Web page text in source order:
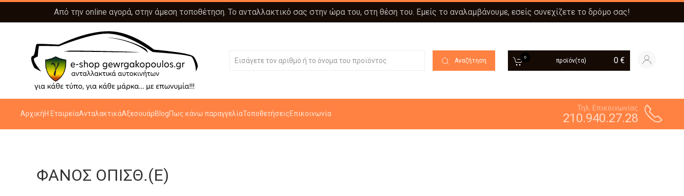
Από την online αγορά, στην άμεση τοποθέτηση. Το ανταλλακτικό σας στην ώρα του, στη θέση του. Εμείς το αναλαμβάνουμε, εσείς συνεχίζετε το δρόμο σας!
Αναζήτηση 0 προϊόν(τα) 0 €
ΑρχικήΗ ΕταιρείαΑνταλακτικάΑξεσουάρBlogΠως κάνω παραγγελίαΤοποθετήσειςΕπικοινωνία
Τηλ. Επικοινωνίας
210.940.27.28
ΦΑΝΟΣ ΟΠΙΣΘ.(Ε)